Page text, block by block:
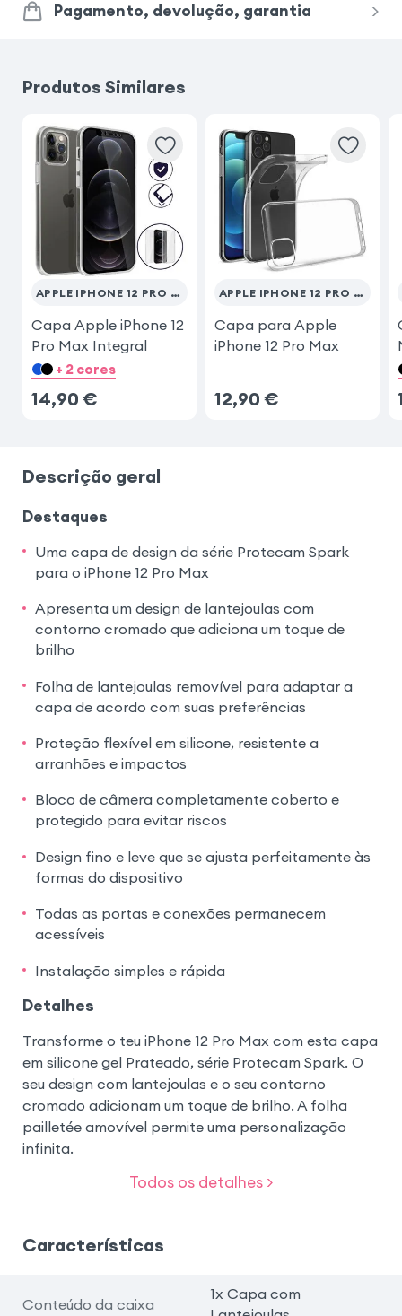
Pagamento, devolução, garantia
Produtos Similares
APPLE IPHONE 12 PRO MAX
Capa Apple iPhone 12
Pro Max Integral
+ 2 cores
14,90 €
APPLE IPHONE 12 PRO MAX
Capa para Apple
iPhone 12 Pro Max
12,90 €
Descrição geral
Destaques
Uma capa de design da série Protecam Spark
para o iPhone 12 Pro Max
Apresenta um design de lantejoulas com
contorno cromado que adiciona um toque de
brilho
Folha de lantejoulas removível para adaptar a
capa de acordo com suas preferências
Proteção flexível em silicone, resistente a
arranhões e impactos
Bloco de câmera completamente coberto e
protegido para evitar riscos
Design fino e leve que se ajusta perfeitamente às
formas do dispositivo
Todas as portas e conexões permanecem
acessíveis
Instalação simples e rápida
Detalhes
Transforme o teu iPhone 12 Pro Max com esta capa
em silicone gel Prateado, série Protecam Spark. O
seu design com lantejoulas e o seu contorno
cromado adicionam um toque de brilho. A folha
pailletée amovível permite uma personalização
infinita.
Todos os detalhes >
Características
Conteúdo da caixa
1x Capa com